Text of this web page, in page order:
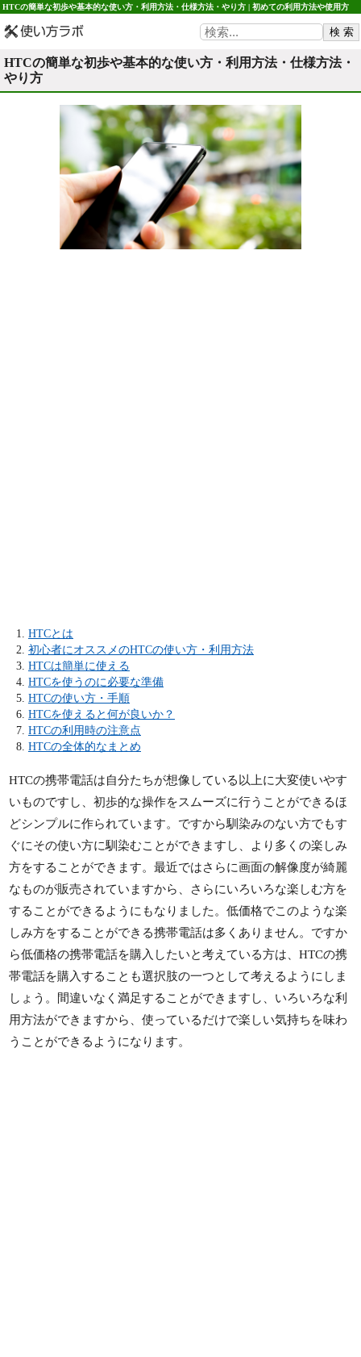
HTCの簡単な初歩や基本的な使い方・利用方法・仕様方法・やり方 | 初めての利用方法や使用方
HTCの簡単な初歩や基本的な使い方・利用方法・仕様方法・
やり方
HTCとは
初心者にオススメのHTCの使い方・利用方法
HTCは簡単に使える
HTCを使うのに必要な準備
HTCの使い方・手順
HTCを使えると何が良いか？
HTCの利用時の注意点
HTCの全体的なまとめ
HTCの携帯電話は自分たちが想像している以上に大変使いやす
いものですし、初歩的な操作をスムーズに行うことができるほ
どシンプルに作られています。ですから馴染みのない方でもす
ぐにその使い方に馴染むことができますし、より多くの楽しみ
方をすることができます。最近ではさらに画面の解像度が綺麗
なものが販売されていますから、さらにいろいろな楽しむ方を
することができるようにもなりました。低価格でこのような楽
しみ方をすることができる携帯電話は多くありません。ですか
ら低価格の携帯電話を購入したいと考えている方は、HTCの携
帯電話を購入することも選択肢の一つとして考えるようにしま
しょう。間違いなく満足することができますし、いろいろな利
用方法ができますから、使っているだけで楽しい気持ちを味わ
うことができるようになります。